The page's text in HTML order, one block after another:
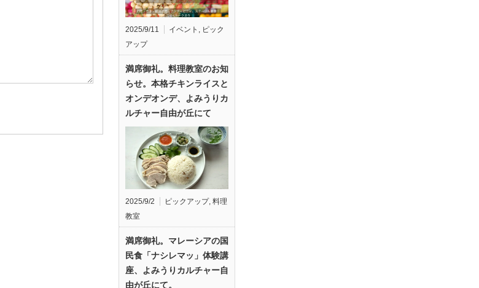
2025/9/11 イベント , ピック
アップ
満席御礼。料理教室のお知
らせ。本格チキンライスと
オンデオンデ、よみうりカ
ルチャー自由が丘にて
2025/9/2 ピックアップ, 料理
教室
満席御礼。マレーシアの国
民食「ナシレマッ」体験講
座、よみうりカルチャー自
由が丘にて。